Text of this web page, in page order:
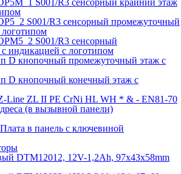
S001/R3 сенсорный крайний этаж
S001/R3 сенсорный промежуточный
S001/R3 сенсорный
индикацией с логотипом
D кнопочный промежуточный этаж с
D кнопочный конечный этаж с
Line ZL II PE CrNi HL WH * & - EN81-70
(в вызывной панели)
в панель с ключевиной
DTM12012, 12V-1,2Ah, 97х43х58mm